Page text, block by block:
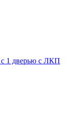
1 дверью с ЛКП